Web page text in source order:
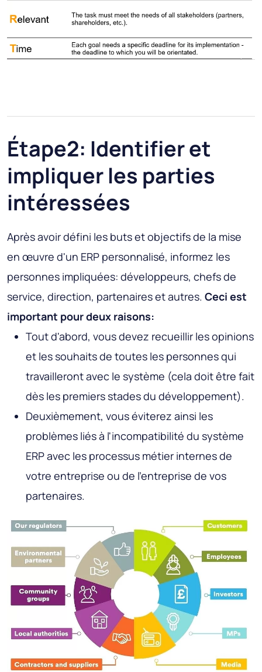
Étape2: Identifier et
impliquer les parties
intéressées
Après avoir défini les buts et objectifs de la mise
en œuvre d'un ERP personnalisé, informez les
personnes impliquées: développeurs, chefs de
service, direction, partenaires et autres. Ceci est
important pour deux raisons:
Tout d'abord, vous devez recueillir les opinions
et les souhaits de toutes les personnes qui
travailleront avec le système (cela doit être fait
dès les premiers stades du développement).
Deuxièmement, vous éviterez ainsi les
problèmes liés à l'incompatibilité du système
ERP avec les processus métier internes de
votre entreprise ou de l'entreprise de vos
partenaires.